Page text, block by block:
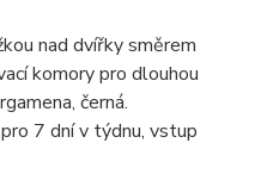
nad dvířky směrem
komory pro dlouhou
černá.
7 dní v týdnu, vstup